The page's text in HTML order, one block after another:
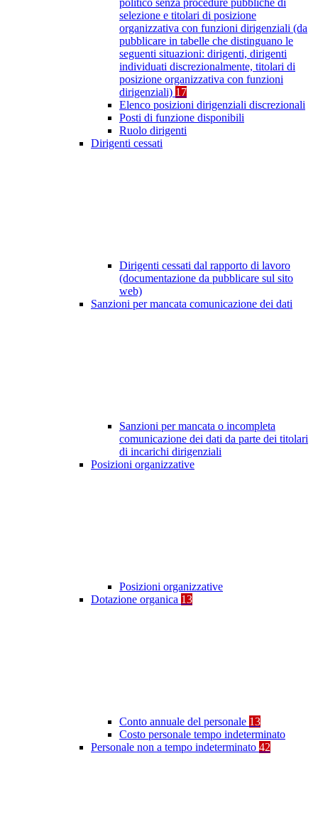
politico senza procedure pubbliche di
selezione e titolari di posizione
organizzativa con funzioni dirigenziali (da
pubblicare in tabelle che distinguano le
seguenti situazioni: dirigenti, dirigenti
individuati discrezionalmente, titolari di
posizione organizzativa con funzioni
dirigenziali) 17
Elenco posizioni dirigenziali discrezionali
Posti di funzione disponibili
Ruolo dirigenti
Dirigenti cessati
Dirigenti cessati dal rapporto di lavoro
(documentazione da pubblicare sul sito
web)
Sanzioni per mancata comunicazione dei dati
Sanzioni per mancata o incompleta
comunicazione dei dati da parte dei titolari
di incarichi dirigenziali
Posizioni organizzative
Posizioni organizzative
Dotazione organica 13
Conto annuale del personale 13
Costo personale tempo indeterminato
Personale non a tempo indeterminato 42